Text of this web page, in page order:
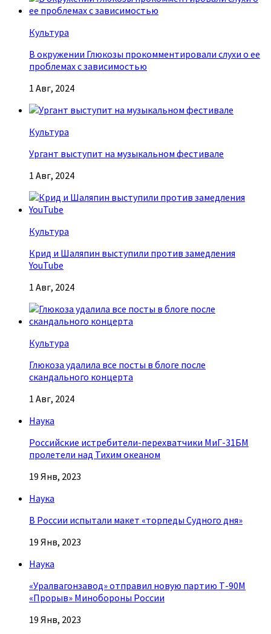
Культура
В окружении Глюкозы прокомментировали слухи о ее
проблемах с зависимостью
1 Авг, 2024
Культура
Ургант выступит на музыкальном фестивале
1 Авг, 2024
Культура
Крид и Шаляпин выступили против замедления
YouTube
1 Авг, 2024
Культура
Глюкоза удалила все посты в блоге после
скандального концерта
1 Авг, 2024
Наука
Российские истребители-перехватчики МиГ-31БМ
пролетели над Тихим океаном
19 Янв, 2023
Наука
В России испытали макет «торпеды Судного дня»
19 Янв, 2023
Наука
«Уралвагонзавод» отправил новую партию Т-90М
«Прорыв» Минобороны России
19 Янв, 2023